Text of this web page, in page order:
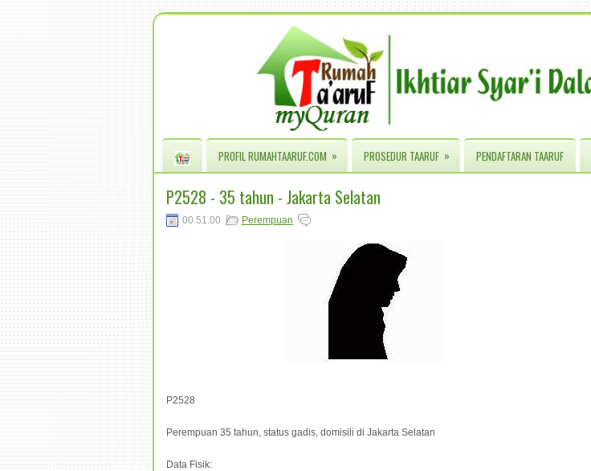
PROFIL RUMAHTAARUF.COM » PROSEDUR TAARUF » PENDAFTARAN TAARUF
P2528 - 35 tahun - Jakarta Selatan
00.51.00 Perempuan
P2528
Perempuan 35 tahun, status gadis, domisili di Jakarta Selatan
Data Fisik: